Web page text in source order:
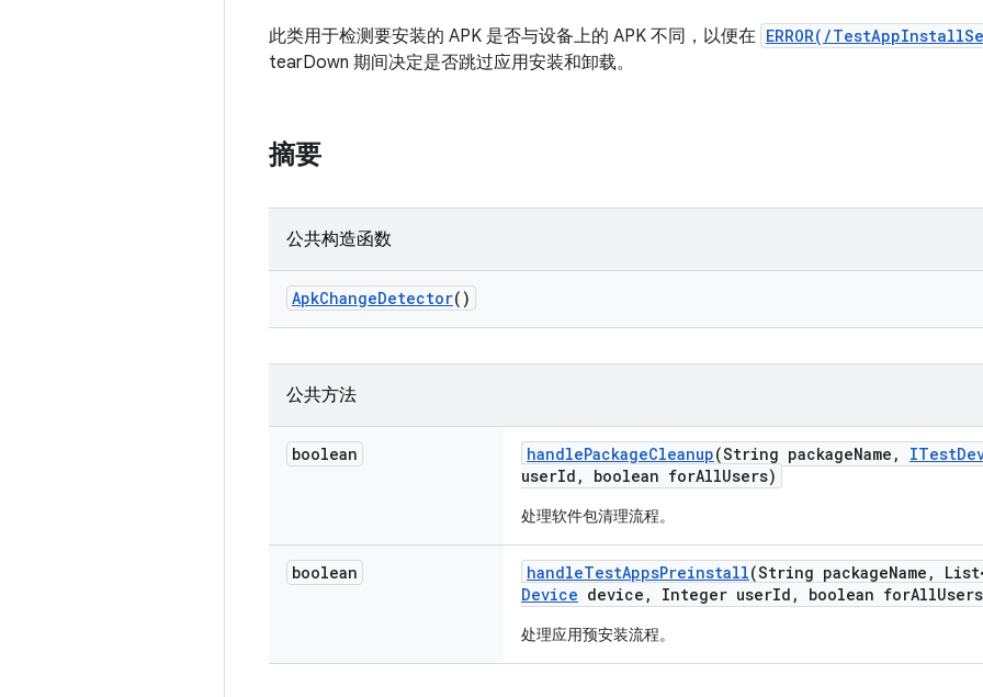
此类用于检测要安装的 APK 是否与设备上的 APK 不同，以便在 ERROR(/
tearDown 期间决定是否跳过应用安装和卸载。
摘要
公共构造函数
ApkChangeDetector()
公共方法
boolean handlePackageCleanup(String packageName , ITest
userId , boolean forAllUsers)
处理软件包清理流程。
boolean handleTestAppsPreinstall(String packageName ,
Device device , Integer userId , boolean forAll
处理应用预安装流程。